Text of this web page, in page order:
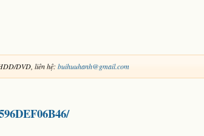
DVD, liên hệ:buihuuhanh@gmail.com